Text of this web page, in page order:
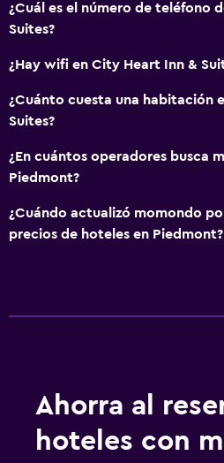
TV por cable o vía satélite
Baño
Secador de pelo
Plancha y tabla de planchar
Zona de trabajo
Recepción 24 horas
¿Cuál es el número de teléfono
Suites?
¿Hay wifi en City Heart Inn &
¿Cuánto cuesta una habitación
Suites?
¿En cuántos operadores busca
Piedmont?
¿Cuándo actualizó momondo
precios de hoteles en Piedmont?
Ahorra al
hoteles con